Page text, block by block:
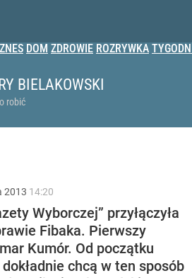
DOM ZDROWIE ROZRYWKA
BIELAKOWSKI
robić
2013 14:20
Wyborczej” przyłączyła
Fibaka. Pierwszy
Kumór. Od początku
chcą w ten sposób